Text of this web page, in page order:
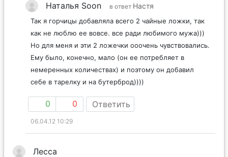
Наталья Soon в ответ Настя
Так я горчицы добавляла всего 2 чайные ложки, так
как не люблю ее вовсе. все ради любимого мужа)))
Но для меня и эти 2 ложечки ооочень чувствовались.
Ему было, конечно, мало (он ее потребляет в
немеренных количествах) и поэтому он добавил
себе в тарелку и на бутерброд))))
0 0 Ответить
06.04.12 10:29
Лесса